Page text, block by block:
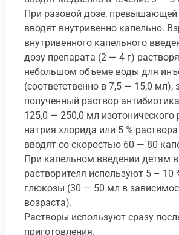
При разовой дозе, превышающей
вводят внутривенно капельно.
внутривенного капельного
дозу препарата (2 — 4 г)
небольшом объеме воды для
(соответственно в 7,5 — 15,0 мл),
полученный раствор
125,0 — 250,0 мл изотонического
натрия хлорида или 5 %
вводят со скоростью 60 — 80
При капельном введении детям в
растворителя используют 5 – 10
глюкозы (30 — 50 мл в
возраста).
Растворы используют сразу
приготовления.